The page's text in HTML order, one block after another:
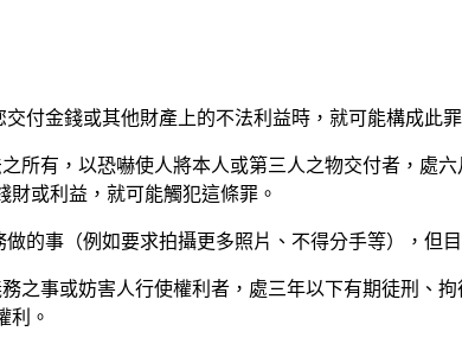
付金錢或其他財產上的不法利益時，就可能構成此罪
所有，以恐嚇使人將本人或第三人之物交付者，處
或利益，就可能觸犯這條罪。
的事（例如要求拍攝更多照片、不得分手等），但
之事或妨害人行使權利者，處三年以下有期徒刑、
利。